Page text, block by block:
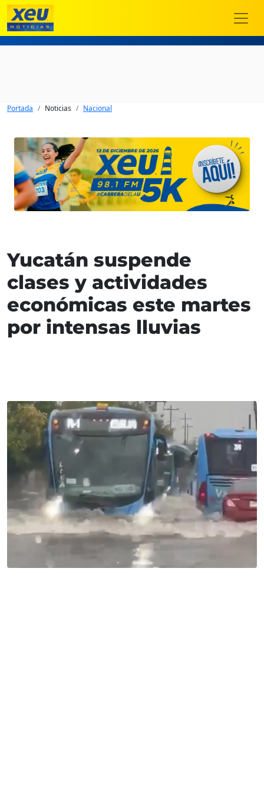
Portada Noticias Nacional
Yucatán suspende
clases y actividades
económicas este martes
por intensas lluvias